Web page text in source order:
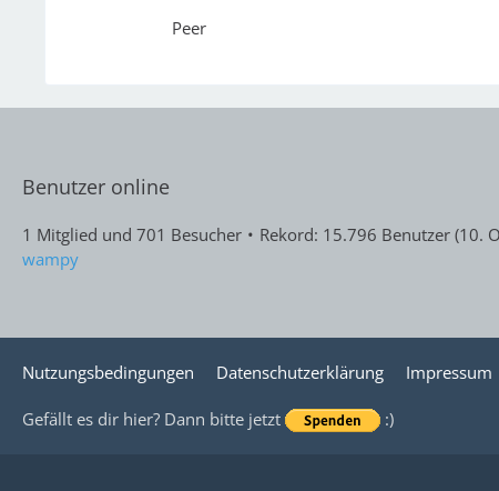
Peer
Benutzer online
1 Mitglied und 701 Besucher Rekord: 15.796 Benutzer (10.
wampy
Nutzungsbedingungen Datenschutzerklärung Impressum
Gefällt es dir hier? Dann bitte jetzt :)